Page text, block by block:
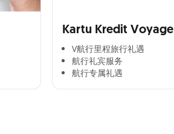
Kartu Kredit Voyage
V航行里程旅行礼遇
航行礼宾服务
航行专属礼遇